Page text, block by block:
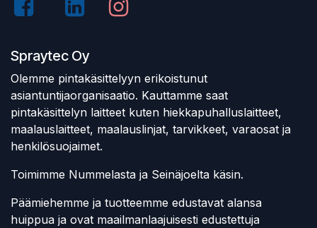
Spraytec Oy
Olemme pintakäsittelyyn erikoistunut
asiantuntijaorganisaatio. Kauttamme saat
pintakäsittelyn laitteet kuten hiekkapuhalluslaitteet,
maalauslaitteet, maalauslinjat, tarvikkeet, varaosat ja
henkilösuojaimet.
Toimimme Nummelasta ja Seinäjoelta käsin.
Päämiehemme ja tuotteemme edustavat alansa
huippua ja ovat maailmanlaajuisesti edustettuja